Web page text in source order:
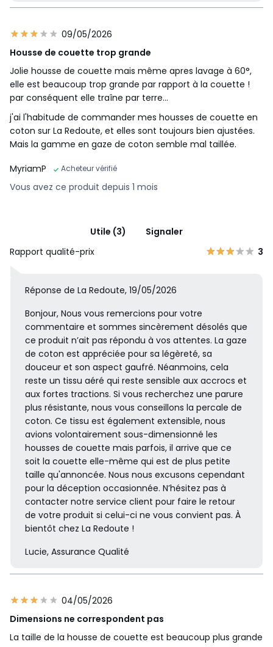
09/05/2026
Housse de couette trop grande
Jolie housse de couette mais même apres lavage à 60°,
elle est beaucoup trop grande par rapport à la couette !
par conséquent elle traîne par terre...
j'ai l'habitude de commander mes housses de couette en
coton sur La Redoute, et elles sont toujours bien ajustées.
Mais la gamme en gaze de coton semble mal taillée.
MyriamP
Acheteur vérifié
Vous avez ce produit depuis 1 mois
Utile (3)
Signaler
Rapport qualité-prix
3
Réponse de La Redoute, 19/05/2026
Bonjour, Nous vous remercions pour votre
commentaire et sommes sincèrement désolés que
ce produit n’ait pas répondu à vos attentes. La gaze
de coton est appréciée pour sa légèreté, sa
douceur et son aspect gaufré. Néanmoins, cela
reste un tissu aéré qui reste sensible aux accrocs et
aux fortes tractions. Si vous recherchez une parure
plus résistante, nous vous conseillons la percale de
coton. Ce tissu est également extensible, nous
avions volontairement sous-dimensionné les
housses de couette mais parfois, il arrive que ce
soit la couette elle-même qui est de plus petite
taille qu'annoncée. Nous nous excusons cependant
pour la déception occasionnée. N’hésitez pas à
contacter notre service client pour faire le retour
de votre produit si celui-ci ne vous convient pas. À
bientôt chez La Redoute !
Lucie, Assurance Qualité
04/05/2026
Dimensions ne correspondent pas
La taille de la housse de couette est beaucoup plus grande